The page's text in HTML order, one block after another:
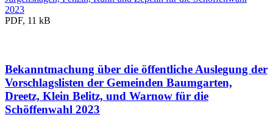
2023
PDF, 11 kB
Bekanntmachung über die öffentliche Auslegung der
Vorschlagslisten der Gemeinden Baumgarten,
Dreetz, Klein Belitz, und Warnow für die
Schöffenwahl 2023